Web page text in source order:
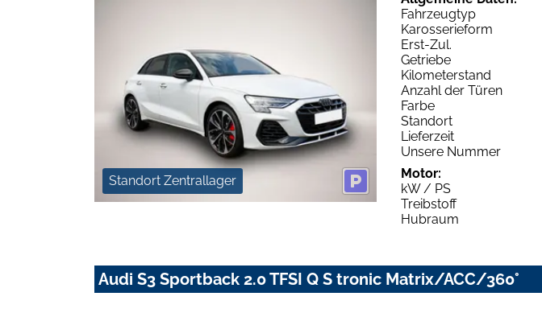
Standort Zentrallager
Fahrzeugtyp
Karosserieform
Erst-Zul.
Getriebe
Kilometerstand
Anzahl der Türen
Farbe
Standort
Lieferzeit
Unsere Nummer
Motor:
kW / PS
Treibstoff
Hubraum
Audi S3 Sportback 2.0 TFSI Q S tronic Matrix/ACC/360°